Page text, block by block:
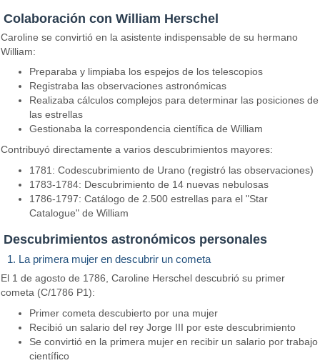
Colaboración con William Herschel
Caroline se convirtió en la asistente indispensable de su hermano
William:
Preparaba y limpiaba los espejos de los telescopios
Registraba las observaciones astronómicas
Realizaba cálculos complejos para determinar las posiciones de
las estrellas
Gestionaba la correspondencia científica de William
Contribuyó directamente a varios descubrimientos mayores:
1781: Codescubrimiento de Urano (registró las observaciones)
1783-1784: Descubrimiento de 14 nuevas nebulosas
1786-1797: Catálogo de 2.500 estrellas para el "Star
Catalogue" de William
Descubrimientos astronómicos personales
1. La primera mujer en descubrir un cometa
El 1 de agosto de 1786, Caroline Herschel descubrió su primer
cometa (C/1786 P1):
Primer cometa descubierto por una mujer
Recibió un salario del rey Jorge III por este descubrimiento
Se convirtió en la primera mujer en recibir un salario por trabajo
científico